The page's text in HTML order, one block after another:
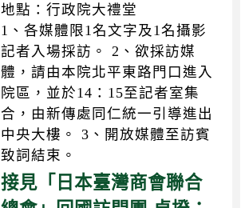
地點：行政院大禮堂
1、各媒體限1名文字及1名攝影
記者入場採訪。 2、欲採訪媒
體，請由本院北平東路門口進入
院區，並於14：15至記者室集
合，由新傳處同仁統一引導進出
中央大樓。 3、開放媒體至訪賓
致詞結束。
接見「日本臺灣商會聯合